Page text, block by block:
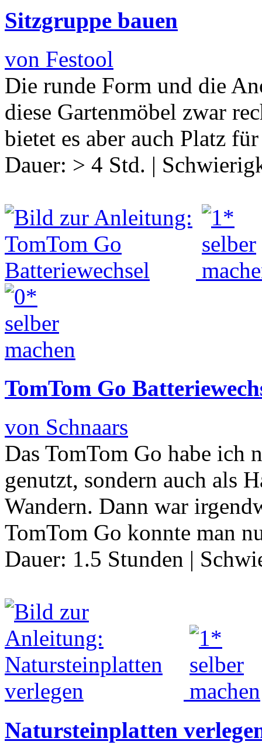
Sitzgruppe bauen
von Festool
Die runde Form und die
diese Gartenmöbel zwar
bietet es aber auch Platz
Dauer: > 4 Std. |
TomTom Go
von Schnaars
Das TomTom Go habe ich
genutzt, sondern auch als
Wandern. Dann war
TomTom Go konnte man
Dauer: 1.5 Stunden |
Natursteinplatten